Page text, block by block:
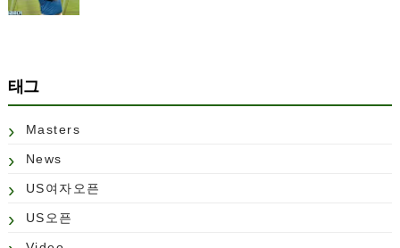
태그
Masters
News
US여자오픈
US오픈